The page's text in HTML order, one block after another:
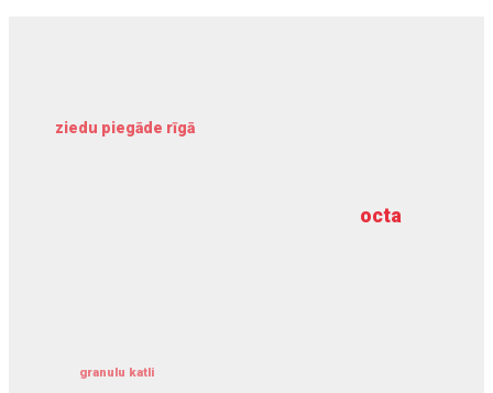
octa
ziedu piegāde rīgā
granulu katli
dziļurbums